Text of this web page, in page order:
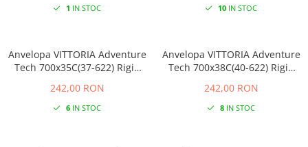
1 IN STOC 10IN STOC
Anvelopa VITTORIA Adventure
Tech 700x35C(37-622) Rigid
242,00 RON
6IN STOC
Anvelopa VITTORIA Adventure
Tech 700x38C(40-622) Rigid
242,00 RON
8IN STOC